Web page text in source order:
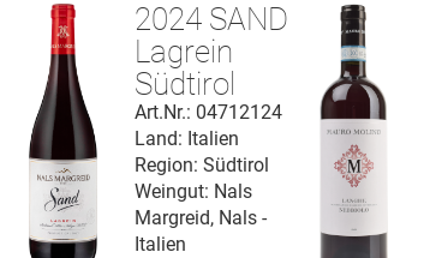
2024 SAND
Lagrein
Südtirol
D.O.C.
Art.Nr.: 04712124
Region: Südtirol
Weingut: Nals
Margreid, Nals -
Italien
Land: Italien